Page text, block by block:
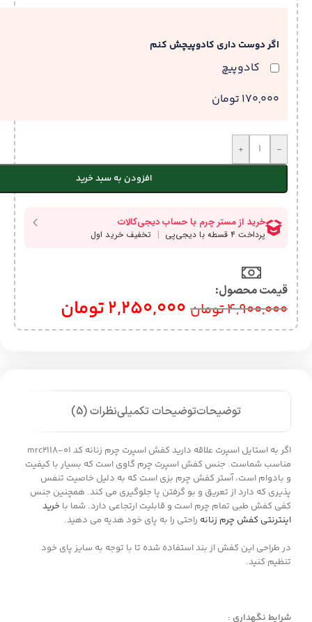
اگر دوست داری کادوپیچش کنم
کادوپیچ
170,000 تومان
-
+
افزودن به سبد خرید
قیمت محصول:​
4,900,000تومان 2,250,000تومان
توضیحاتتوضیحات تکمیلینظرات (5)
اگر به استایل اسپرت علاقه دارید کفش اسپرت چرم زنانه کد mrc2118-01
مناسب شماست. جنس کفش اسپرت چرم گاوی است که بسیار با کیفیت
و بادوام است، آستر کفش چرم بزی است که به دلیل خاصیت تنفس
پذیری که دارد از تعریق و بو گرفتن پا جلوگیری می کند. همچنین جنس
کفی کفش طبی تمام چرم است و قابلیت ارتجاعی دارد. شما با خرید
اینترنتی کفش چرم زنانه راحتی را به پای خود هدیه می دهید.
در طراحی این کفش از بند استفاده شده تا با توجه به سایز پای خود
تنظیم کنید.
شرایط نگهداری :